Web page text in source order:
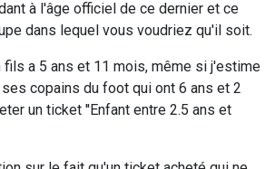
à l'âge officiel de ce dernier et ce
dans lequel vous voudriez qu'il soit.
fils a 5 ans et 11 mois, même si j'estime
copains du foot qui ont 6 ans et 2
un ticket ''Enfant entre 2.5 ans et